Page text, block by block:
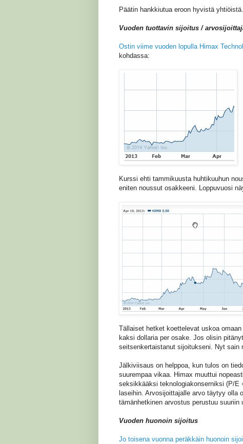
Päätin hankkiutua eroon hyvistä yhtiöistä.
Vuoden tuottavin sijoitus /
Ostin viime vuoden lopulla Himax
kohdassa:
Kurssi ehti tammikuusta huhtikuuhun
eniten noussut osakkeeni. Loppuvuosi
Tällaiset hetket koettelevat uskoa
kaksi dollaria per osake. Jos olisin
seitsenkertaistanut sijoitukseni. Nyt sain
Jälkiviisaus on helppoa, kun tulos on
suurempaa vikaa. Himax muuttui
seksikkääksi teknologiakonserniksi (P/
laseihin. Arvosijoittajalle arvo täytyy olla
tämänhetkinen arvostus perustuu
Vuoden huonoin sijoitus
Jo toisena vuonna peräkkäin huonoin